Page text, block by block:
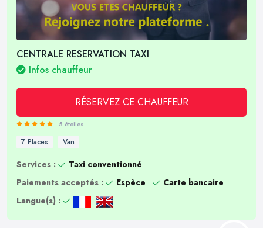
CENTRALE RESERVATION TAXI
Infos chauffeur
RÉSERVEZ CE CHAUFFEUR
5 étoiles
7 Places Van
Services :
Taxi conventionné
Paiements acceptés :
Espèce
Carte bancaire
Langue(s) :